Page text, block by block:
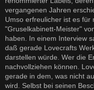
vergangenen Jahren
Umso erfreulicher ist es für
"Gruselkabinett-Meister"
haben. In einem Interview
daß gerade Lovecrafts
darstellen würde. Wer die
nachvollziehen können.
gerade in dem, was nicht
wird. Selbst bei seinen